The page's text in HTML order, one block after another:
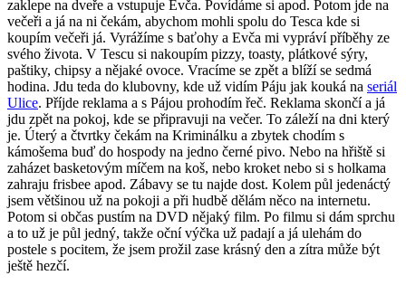
zaklepe na dveře a vstupuje Evča. Povídáme si apod. Potom jde na
večeři a já na ni čekám, abychom mohli spolu do Tesca kde si
koupím večeři já. Vyrážíme s baťohy a Evča mi vypráví příběhy ze
svého života. V Tescu si nakoupím pizzy, toasty, plátkové sýry,
paštiky, chipsy a nějaké ovoce. Vracíme se zpět a blíží se sedmá
hodina. Jdu teda do klubovny, kde už vidím Páju jak kouká na seriál
Ulice. Příjde reklama a s Pájou prohodím řeč. Reklama skončí a já
jdu zpět na pokoj, kde se připravuji na večer. To záleží na dni který
je. Úterý a čtvrtky čekám na Kriminálku a zbytek chodím s
kámošema buď do hospody na jedno černé pivo. Nebo na hřiště si
zaházet basketovým míčem na koš, nebo kroket nebo si s holkama
zahraju frisbee apod. Zábavy se tu najde dost. Kolem půl jedenáctý
jsem většinou už na pokoji a při hudbě dělám něco na internetu.
Potom si občas pustím na DVD nějaký film. Po filmu si dám sprchu
a to už je půl jedný, takže oční výčka už padají a já ulehám do
postele s pocitem, že jsem prožil zase krásný den a zítra může být
ještě hezčí.